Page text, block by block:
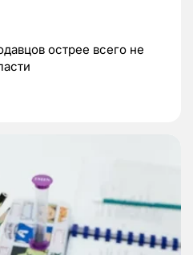
острее всего не